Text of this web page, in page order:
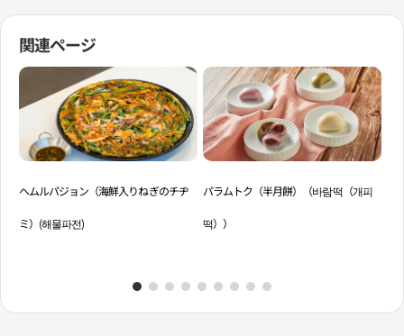
関連ページ
ヘムルパジョン（海鮮入りねぎのチヂ
ミ）(해물파전)
パラムトク（半月餅）（바람떡（개피
떡））